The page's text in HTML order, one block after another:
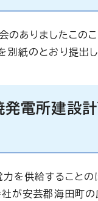
ありましたこの
紙のとおり提出し
発電所建設
を供給すること
が安芸郡海田町